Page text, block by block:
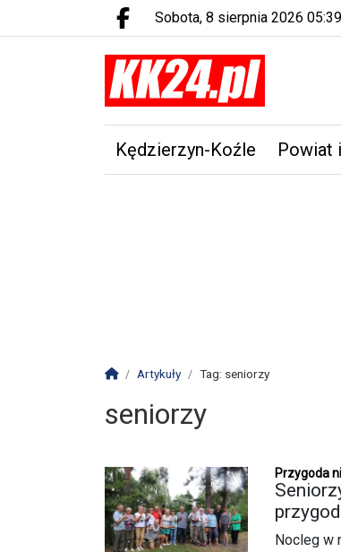
Facebook.com
sobota, 8 sierpnia 2026 05:39
Kędzierzyn-Koźle Powiat
Strona główna
Artykuły Tag: seniorzy
seniorzy
Przygoda
Nocleg w